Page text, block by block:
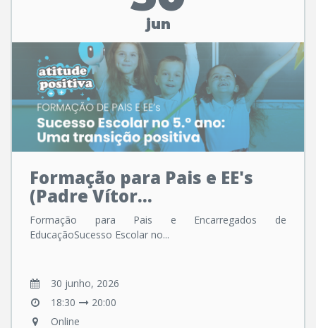
jun
Formação para Pais e EE's
(Padre Vítor...
Formação para Pais e Encarregados de
EducaçãoSucesso Escolar no...
30 junho, 2026
18:30
20:00
Online